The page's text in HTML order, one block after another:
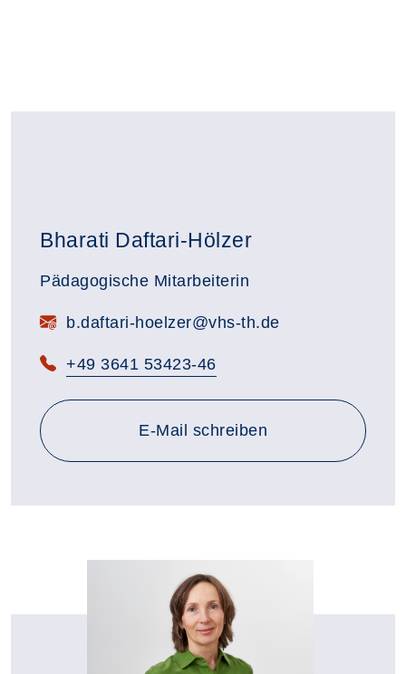
Bharati Daftari-Hölzer
Pädagogische Mitarbeiterin
b.daftari-hoelzer@vhs-th.de
+49 3641 53423-46
E-Mail an b.daftari-hoelzer@vhs-
schreiben